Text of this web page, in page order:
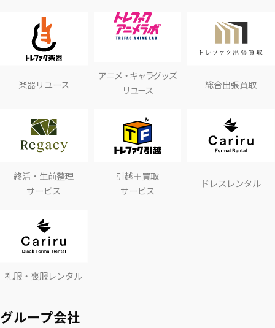
楽器リユース
アニメ・キャラグッズ
リユース
総合出張買取
終活・生前整理
サービス
引越＋買取
サービス
ドレスレンタル
礼服・喪服レンタル
グループ会社